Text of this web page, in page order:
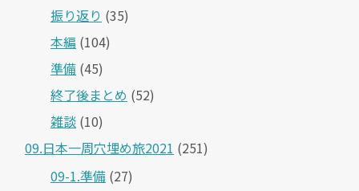
振り返り (35)
本編 (104)
準備 (45)
終了後まとめ (52)
雑談 (10)
09.日本一周穴埋め旅2021 (251)
09-1.準備 (27)